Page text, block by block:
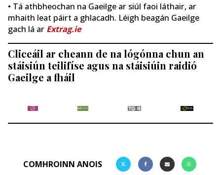
• Tá athbheochan na Gaeilge ar siúl faoi láthair, ar
mhaith leat páirt a ghlacadh. Léigh beagán Gaeilge
gach lá ar Extrag.ie
Cliceáil ar cheann de na lógónna chun an
stáisiún teilifíse agus na stáisiúin raidió
Gaeilge a fháil
COMHROINN ANOIS